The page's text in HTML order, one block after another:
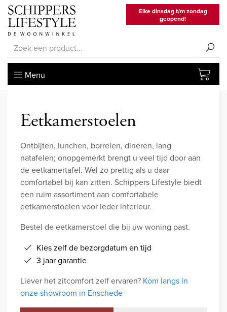
Elke dinsdag t/m zondag
geopend!
Menu
Eetkamerstoelen
Ontbijten, lunchen, borrelen, dineren, lang
natafelen; onopgemerkt brengt u veel tijd door aan
de eetkamertafel. Wel zo prettig als u daar
comfortabel bij kan zitten. Schippers Lifestyle biedt
een ruim assortiment aan comfortabele
eetkamerstoelen voor ieder interieur.
Bestel de eetkamerstoel die bij uw woning past.
Kies zelf de bezorgdatum en tijd
3 jaar garantie
Liever het zitcomfort zelf ervaren? Kom langs in
onze showroom in Enschede